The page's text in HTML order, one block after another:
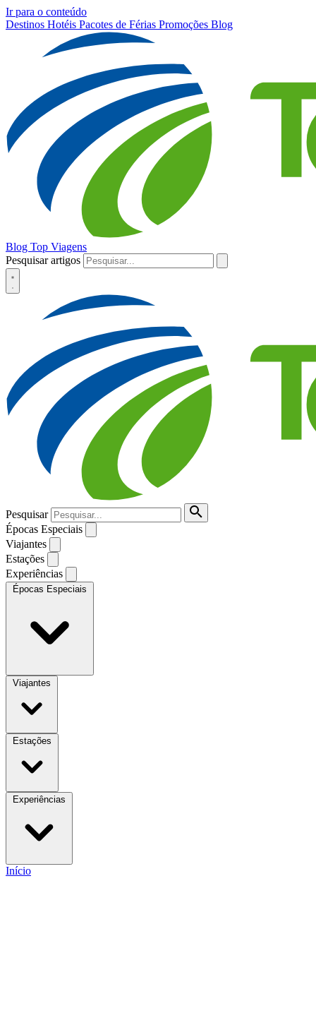
Ir para o conteúdo
Destinos Hotéis Pacotes de Férias Promoções Blog
Blog Top Viagens
Pesquisar artigos
Pesquisar
Épocas Especiais
Viajantes
Estações
Experiências
Épocas Especiais
Viajantes
Estações
Experiências
Início